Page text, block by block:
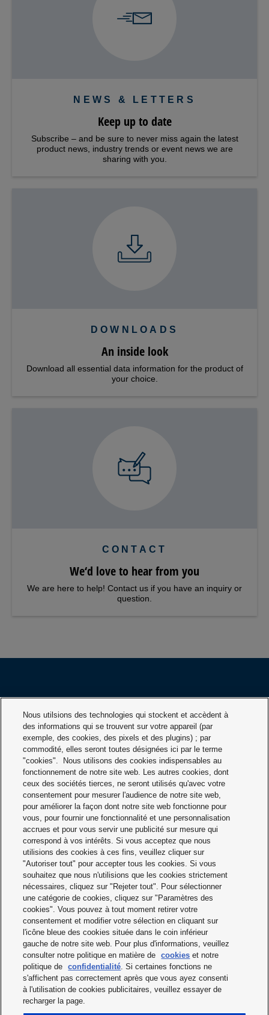
NEWS & LETTERS
Keep up to date
Subscribe – and be sure to never miss again the latest
product news, industry trends or event news we are
sharing with you.
DOWNLOADS
An inside look
Download all essential data information for the product of
your choice.
CONTACT
We‘d love to hear from you
We are here to help! Contact us if you have an inquiry or
question.
PRODUITS INDUSTRIES
SOCIÉTÉ SERVICE
TÉLÉCHARGEME
NTS
CONTACTEZ
NOUS
Conditions générales de vente
Mentions légales
Avis de confidentialité
Politique relative aux cookies
Déclaration sur l’esclavage moderne
Nous utilsions des technologies qui stockent et accèdent à
des informations qui se trouvent sur votre appareil (par
exemple, des cookies, des pixels et des plugins) ; par
commodité, elles seront toutes désignées ici par le terme
"cookies". Nous utilisons des cookies indispensables au
fonctionnement de notre site web. Les autres cookies, dont
ceux des sociétés tierces, ne seront utilisés qu'avec votre
consentement pour mesurer l'audience de notre site web,
pour améliorer la façon dont notre site web fonctionne pour
vous, pour fournir une fonctionnalité et une personnalisation
accrues et pour vous servir une publicité sur mesure qui
correspond à vos intérêts. Si vous acceptez que nous
utilisions des cookies à ces fins, veuillez cliquer sur
"Autoriser tout" pour accepter tous les cookies. Si vous
souhaitez que nous n'utilisions que les cookies strictement
nécessaires, cliquez sur "Rejeter tout". Pour sélectionner
une catégorie de cookies, cliquez sur "Paramètres des
cookies". Vous pouvez à tout moment retirer votre
consentement et modifier votre sélection en cliquant sur
l'icône bleue des cookies située dans le coin inférieur
gauche de notre site web. Pour plus d'informations, veuillez
consulter notre politique en matière de
cookies et notre
politique de
confidentialité. Si certaines fonctions ne
s'affichent pas correctement après que vous ayez consenti
à l'utilisation de cookies publicitaires, veuillez essayer de
recharger la page.